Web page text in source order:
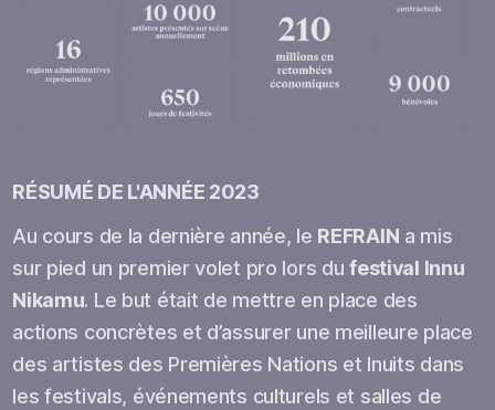
RÉSUMÉ DE L'ANNÉE 2023
Au cours de la dernière année, le REFRAIN a mis
sur pied un premier volet pro lors dufestival Innu
Nikamu. Le but était de mettre en place des
actions concrètes et d’assurer une meilleure place
des artistes des Premières Nations et Inuits dans
les festivals, événements culturels et salles de